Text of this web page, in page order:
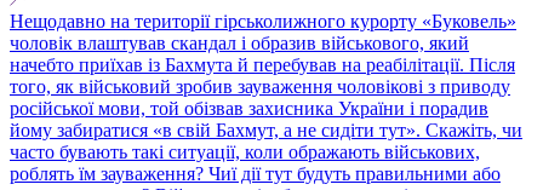
Нещодавно на території гірськолижного курорту «Буковель»
чоловік влаштував скандал і образив військового, який
начебто приїхав із Бахмута й перебував на реабілітації. Після
того, як військовий зробив зауваження чоловікові з приводу
російської мови, той обізвав захисника України і порадив
йому забиратися «в свій Бахмут, а не сидіти тут». Скажіть, чи
часто бувають такі ситуації, коли ображають військових,
роблять їм зауваження? Чиї дії тут будуть правильними або